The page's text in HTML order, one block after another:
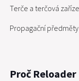
Terče a terčová
Propagační předměty
Proč Reloader